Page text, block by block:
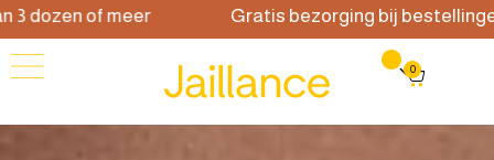
of meer Gratis bezorging bij bestellingen
0